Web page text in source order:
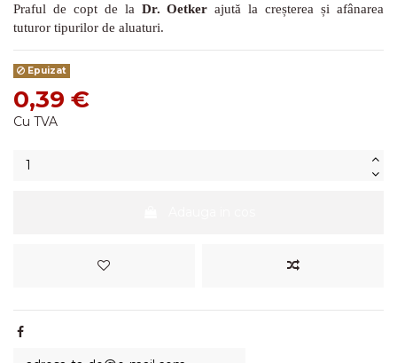
Praful de copt de la Dr. Oetker ajută la creșterea și afânarea
tuturor tipurilor de aluaturi.
Epuizat
0,39 €
Cu TVA